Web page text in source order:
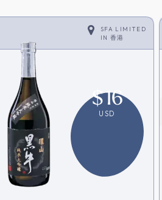
SFA LIMITED
IN香港
$16
USD